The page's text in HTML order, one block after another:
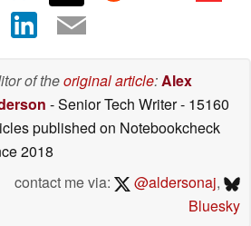
of theoriginal article:Alex
- Senior Tech Writer- 15160
published on Notebookcheck
2018
contact me via:
@aldersonaj,
Bluesky